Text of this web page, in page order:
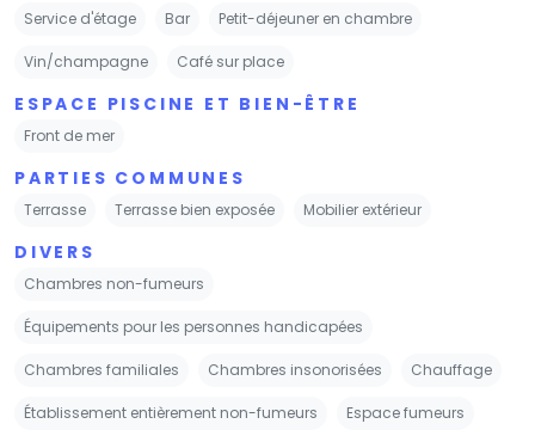
Service d'étage Bar Petit-déjeuner en chambre
Vin/champagne Café sur place
ESPACE PISCINE ET BIEN-ÊTRE
Front de mer
PARTIES COMMUNES
Terrasse Terrasse bien exposée Mobilier extérieur
DIVERS
Chambres non-fumeurs
Équipements pour les personnes handicapées
Chambres familiales Chambres insonorisées Chauffage
Établissement entièrement non-fumeurs Espace fumeurs